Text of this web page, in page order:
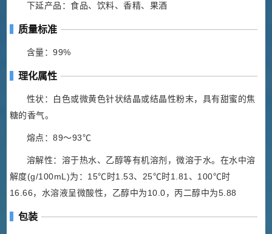
下延产品：食品、饮料、香精、果酒
质量标准
含量：99%
理化属性
性状：白色或微黄色针状结晶或结晶性粉末，具有甜蜜的焦
糖的香气。
熔点：89～93℃
溶解性：溶于热水、乙醇等有机溶剂，微溶于水。在水中溶
解度(g/100mL)为：15℃时1.53、25℃时1.81、100℃时
16.66，水溶液呈微酸性，乙醇中为10.0，丙二醇中为5.88
包装